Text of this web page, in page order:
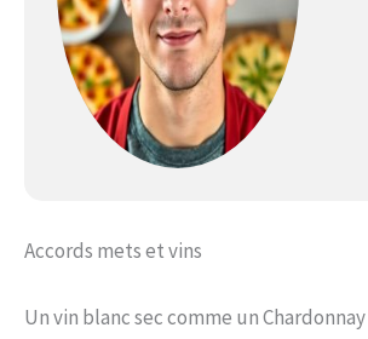
Accords mets et vins
Un vin blanc sec comme un